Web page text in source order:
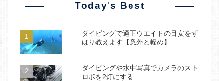
Today’s Best
ダイビングで適正ウエイトの目安をず
ばり教えます【意外と軽め】
ダイビングや水中写真でカメラのスト
ロボを2灯にする